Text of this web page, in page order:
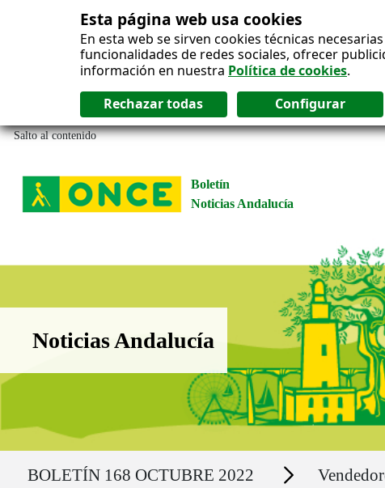
Esta página web usa cookies
En esta web se sirven cookies técnicas
funcionalidades de redes sociales, ofrecer
información en nuestra Política de cookies.
Salto al contenido
Boletín
Noticias Andalucía
Boletín Noticias Andalucía
Noticias Andalucía
BOLETÍN 168 OCTUBRE 2022 Secciones